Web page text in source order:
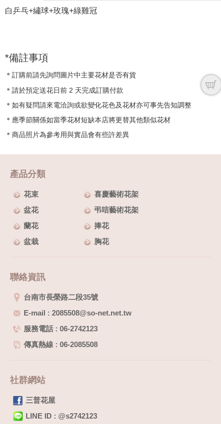
白乒乓+繡球+玫瑰+綠雞冠
*備註事項
＊訂購前請先詢問圖片中主要花材是否有貨
＊請於預定送花日前 2 天完成訂購付款
＊如有疑問請來電洽詢或欲變化花色及花材亦可事先告知調整
＊應季節關係如當季花材短缺本店將更替其他類似花材
＊商品照片為參考用與實品會有些許差異
產品分類
花束
盆花
蘭花
盆栽
喜慶藝術花架
弔唁藝術花架
捧花
胸花
聯絡資訊
台南市長榮路二段35號
E-mail : 2085508@so-net.net.tw
服務電話 : 06-2742123
傳真熱線 : 06-2085508
社群網站
三普花屋
LINE ID : @s2742123